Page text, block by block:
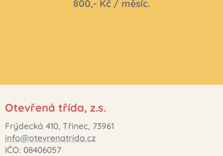
800,- Kč / měsíc.
Otevřená třída, z.s.
Frýdecká 410, Třinec, 73961
info@otevrenatrida.cz
IČO: 08406057